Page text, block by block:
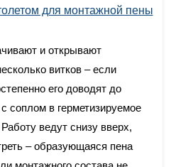
и открывают
витков – если
его доводят до
соплом в герметизируемое
ведут снизу вверх,
– образующаяся пена